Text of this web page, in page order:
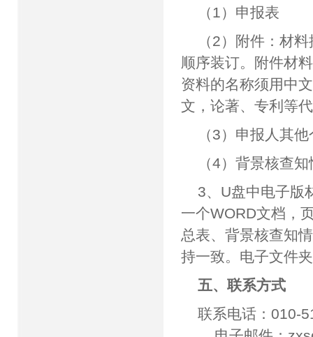
（1）申报表
（2）附件：材
顺序装订。附件材
资料的名称须用中
文，论著、专利等
（3）申报人其
（4）背景核查
3、U盘中电子版
一个WORD文档，
总表、背景核查知
持一致。电子文件
五、联系方式
联系电话：010-